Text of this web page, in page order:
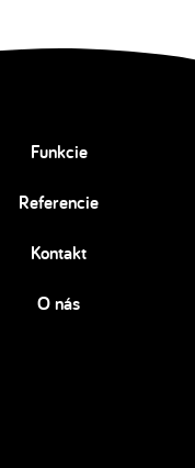
Funkcie
Referencie
Kontakt
O nás